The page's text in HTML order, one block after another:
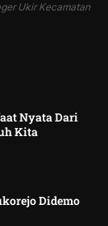
Ukir Kecamatan
Nyata Dari
Kita
Didemo